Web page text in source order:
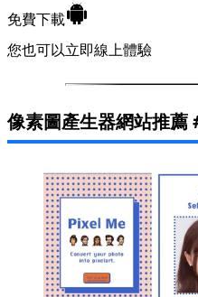
免費下載
您也可以立即線上體驗
像素圖產生器網站推